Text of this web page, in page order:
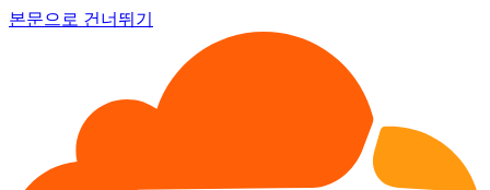
본문으로 건너뛰기